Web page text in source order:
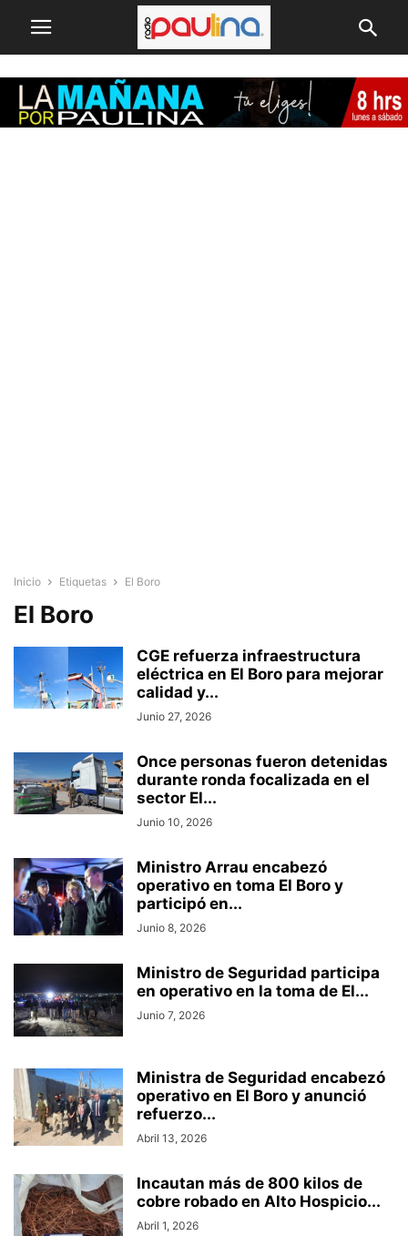
Inicio Etiquetas El Boro
El Boro
CGE refuerza infraestructura
eléctrica en El Boro para mejorar
calidad y...
Junio 27, 2026
Once personas fueron detenidas
durante ronda focalizada en el
sector El...
Junio 10, 2026
Ministro Arrau encabezó
operativo en toma El Boro y
participó en...
Junio 8, 2026
Ministro de Seguridad participa
en operativo en la toma de El...
Junio 7, 2026
Ministra de Seguridad encabezó
operativo en El Boro y anunció
refuerzo...
Abril 13, 2026
Incautan más de 800 kilos de
cobre robado en Alto Hospicio...
Abril 1, 2026